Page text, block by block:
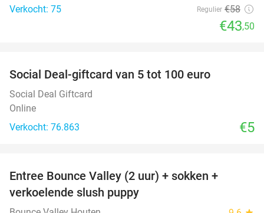
Verkocht: 75
Regulier €58
€43,50
Social Deal-giftcard van 5 tot 100 euro
Social Deal Giftcard
Online
Verkocht: 76.863
€5
Entree Bounce Valley (2 uur) + sokken +
verkoelende slush puppy